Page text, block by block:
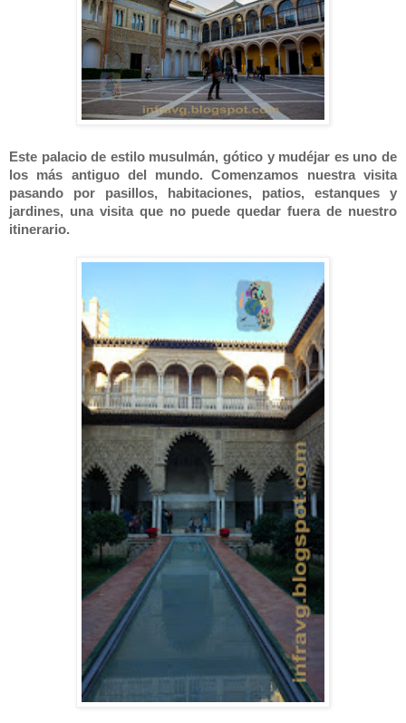
Este palacio de estilo musulmán, gótico y mudéjar es uno de
los más antiguo del mundo. Comenzamos nuestra visita
pasando por pasillos, habitaciones, patios, estanques y
jardines, una visita que no puede quedar fuera de nuestro
itinerario.